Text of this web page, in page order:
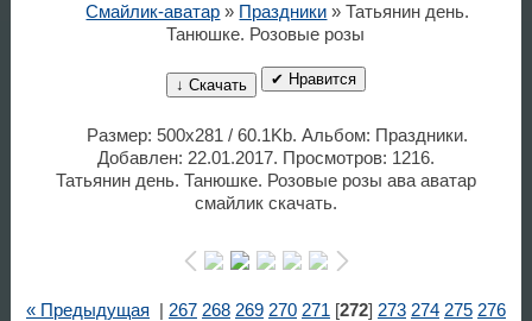
Смайлик-аватар » Праздники » Татьянин день.
Танюшке. Розовые розы
↓ Скачать ✔ Нравится
Размер: 500x281 / 60.1Kb. Альбом: Праздники.
Добавлен: 22.01.2017. Просмотров: 1216.
Татьянин день. Танюшке. Розовые розы ава аватар
смайлик скачать.
« Предыдущая 267 268 269 270 271 [272] 273 274 275 276